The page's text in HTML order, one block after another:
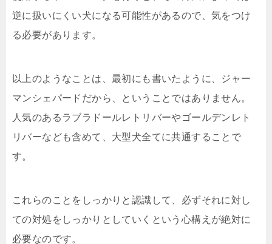
逆に扱いにくい犬になる可能性があるので、気をつけ
る必要があります。
以上のようなことは、最初にも書いたように、ジャー
マンシェパードだから、ということではありません。
人気のあるラブラドールレトリバーやゴールデンレト
リバーなども含めて、大型犬全てに共通することで
す。
これらのことをしっかりと認識して、必ずそれに対し
ての対処をしっかりとしていくという心構えが絶対に
必要なのです。